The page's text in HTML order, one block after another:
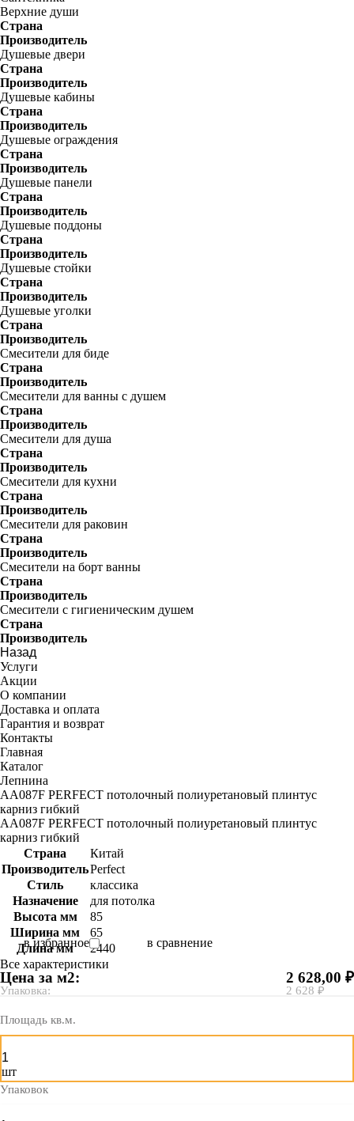
Верхние души
Страна
Производитель
Душевые двери
Страна
Производитель
Душевые кабины
Страна
Производитель
Душевые ограждения
Страна
Производитель
Душевые панели
Страна
Производитель
Душевые поддоны
Страна
Производитель
Душевые стойки
Страна
Производитель
Душевые уголки
Страна
Производитель
Смесители для биде
Страна
Производитель
Смесители для ванны с душем
Страна
Производитель
Смесители для душа
Страна
Производитель
Смесители для кухни
Страна
Производитель
Смесители для раковин
Страна
Производитель
Смесители на борт ванны
Страна
Производитель
Смесители с гигиеническим душем
Страна
Производитель
Назад
Услуги
Акции
О компании
Доставка и оплата
Гарантия и возврат
Контакты
Главная
Каталог
Лепнина
AA087F PERFECT потолочный полиуретановый плинтус
карниз гибкий
AA087F PERFECT потолочный полиуретановый плинтус
карниз гибкий
Страна
Китай
ПроизводительPerfect
Стиль
классика
Назначение
для потолка
Высота мм
85
Ширина мм
65
Длина мм
2440
Все характеристики
в избранное в сравнение
Цена за м2:
Упаковка:
2 628,00 ₽
2 628 ₽
Площадь кв.м.
шт
Упаковок